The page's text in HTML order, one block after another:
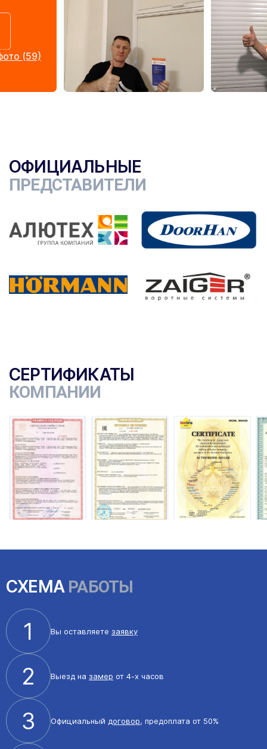
(59)
ОФИЦИАЛЬНЫЕ
ПРЕДСТАВИТЕЛИ
СЕРТИФИКАТЫ
КОМПАНИИ
СХЕМАРАБОТЫ
1 Вы оставляете заявку
2 Выезд на замер от 4-х часов
3 Официальный договор, предоплата от 50%